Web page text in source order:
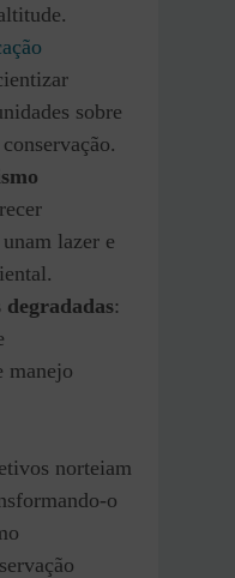
sobre
lazer e
:
manejo
norteiam
o